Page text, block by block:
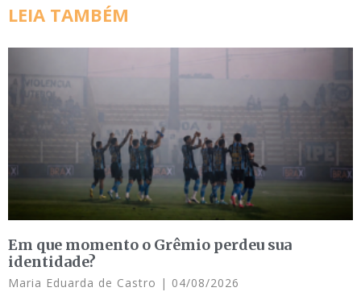
LEIA TAMBÉM
Em que momento o Grêmio perdeu sua
identidade?
Maria Eduarda de Castro 04/08/2026